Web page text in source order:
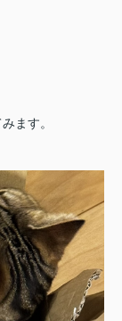
ます。